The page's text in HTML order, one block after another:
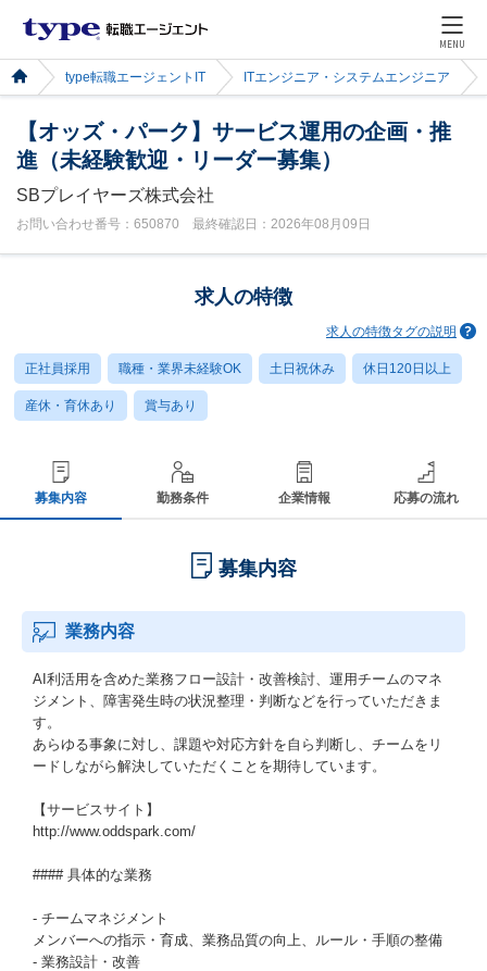
MENU
type転職エージェントIT ITエンジニア・システムエンジニア
【オッズ・パーク】サービス運用の企画・推
進（未経験歓迎・リーダー募集）
SBプレイヤーズ株式会社
お問い合わせ番号：650870 最終確認日：2026年08月09日
求人の特徴
求人の特徴タグの説明
正社員採用 職種・業界未経験OK 土日祝休み 休日120日以上
産休・育休あり 賞与あり
募集内容 勤務条件 企業情報 応募の流れ
募集内容
業務内容
AI利活用を含めた業務フロー設計・改善検討、運用チームのマネ
ジメント、障害発生時の状況整理・判断などを行っていただきま
す。
あらゆる事象に対し、課題や対応方針を自ら判断し、チームをリ
ードしながら解決していただくことを期待しています。
【サービスサイト】
http://www.oddspark.com/
#### 具体的な業務
- チームマネジメント
メンバーへの指示・育成、業務品質の向上、ルール・手順の整備
- 業務設計・改善